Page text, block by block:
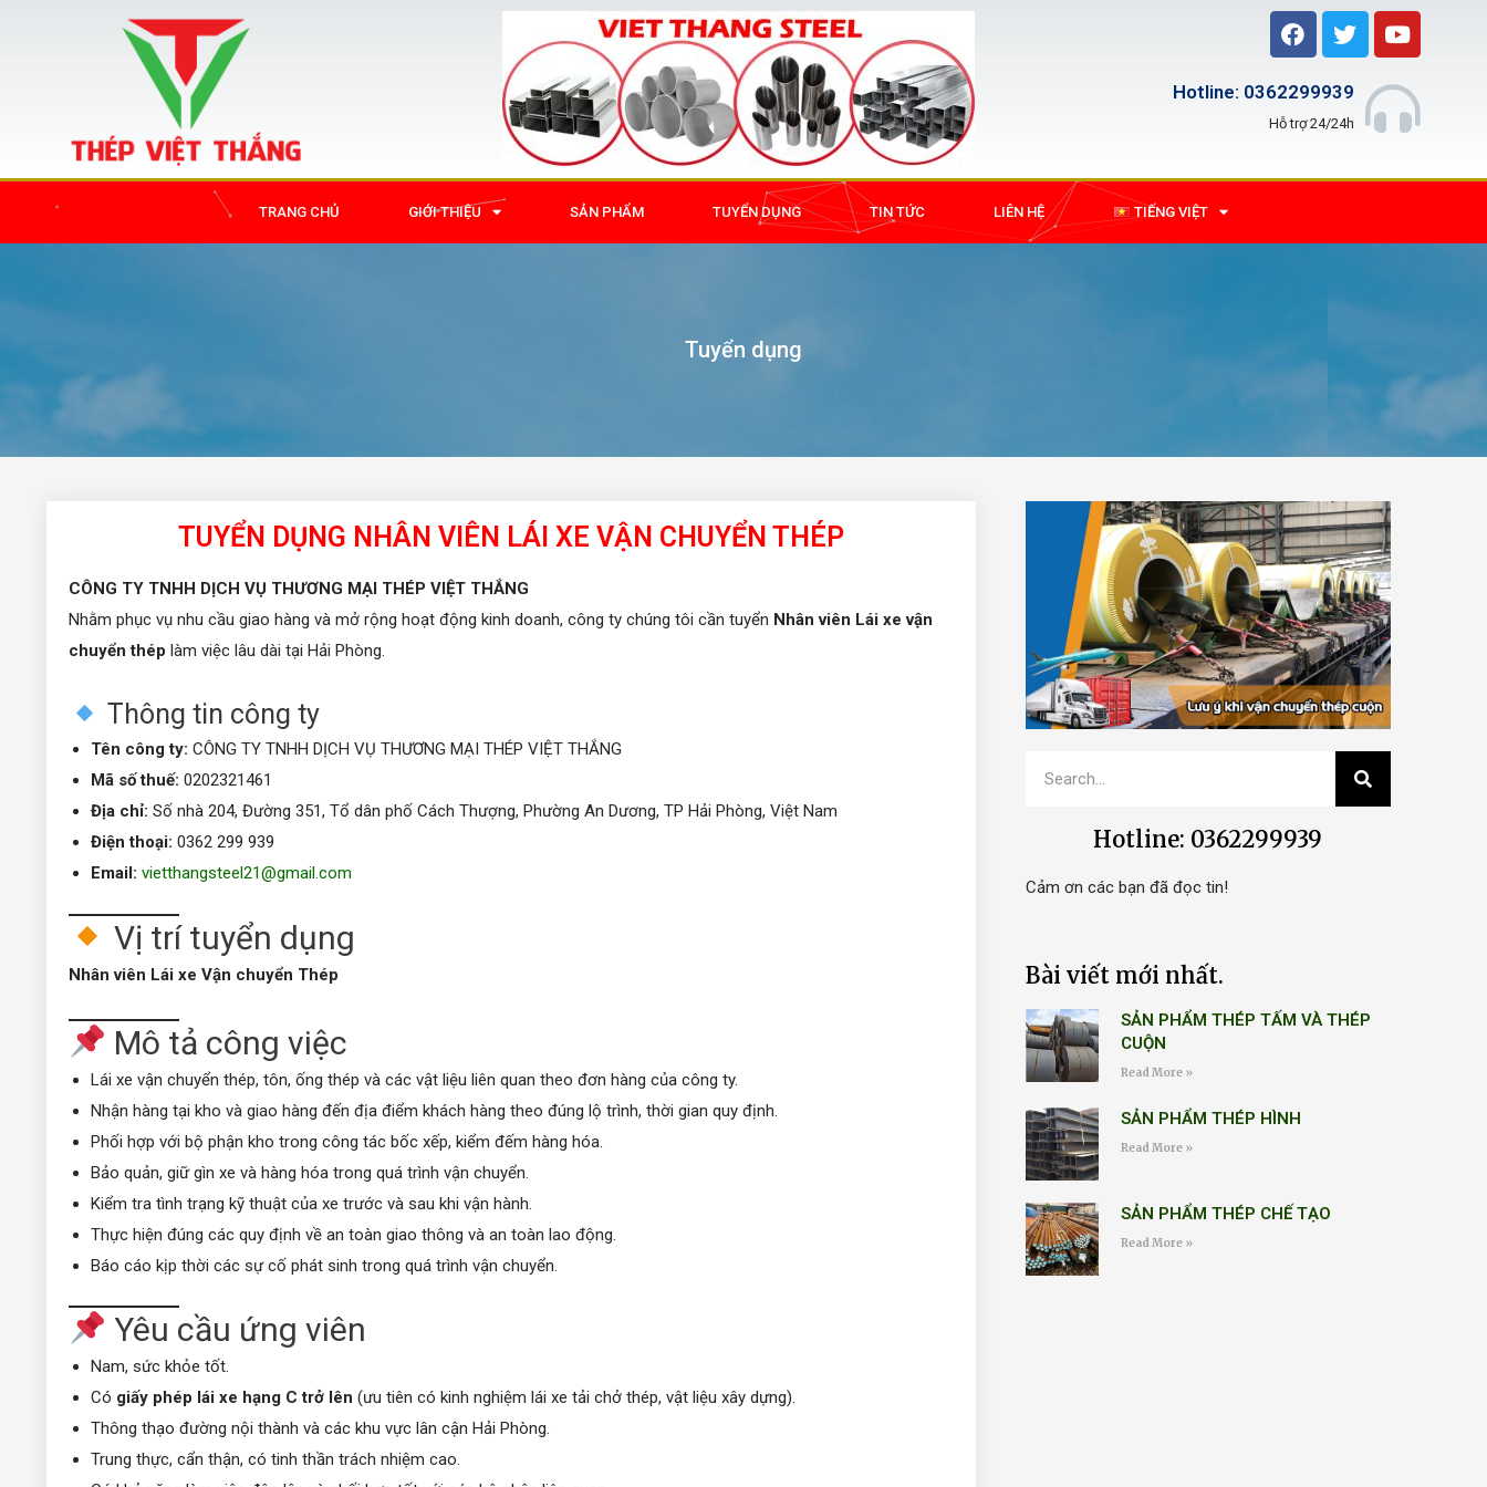
Hotline: 0362299939
Hỗ trợ 24/24h
TRANG CHỦ GIỚI THIỆU SẢN PHẨM TUYỂN DỤNG TIN TỨC LIÊN HỆ TIẾNG VIỆT
Tuyển dụng
TUYỂN DỤNG NHÂN VIÊN LÁI XE VẬN CHUYỂN THÉP
CÔNG TY TNHH DỊCH VỤ THƯƠNG MẠI THÉP VIỆT THẮNG
Nhằm phục vụ nhu cầu giao hàng và mở rộng hoạt động kinh doanh, công ty chúng tôi cần tuyển Nhân viên Lái xe vận
chuyển thép làm việc lâu dài tại Hải Phòng.
Thông tin công ty
Tên công ty: CÔNG TY TNHH DỊCH VỤ THƯƠNG MẠI THÉP VIỆT THẮNG
Mã số thuế: 0202321461
Địa chỉ: Số nhà 204, Đường 351, Tổ dân phố Cách Thượng, Phường An Dương, TP Hải Phòng, Việt Nam
Điện thoại: 0362 299 939
Email: vietthangsteel21@gmail.com
Vị trí tuyển dụng
Nhân viên Lái xe Vận chuyển Thép
Mô tả công việc
Lái xe vận chuyển thép, tôn, ống thép và các vật liệu liên quan theo đơn hàng của công ty.
Nhận hàng tại kho và giao hàng đến địa điểm khách hàng theo đúng lộ trình, thời gian quy định.
Phối hợp với bộ phận kho trong công tác bốc xếp, kiểm đếm hàng hóa.
Bảo quản, giữ gìn xe và hàng hóa trong quá trình vận chuyển.
Kiểm tra tình trạng kỹ thuật của xe trước và sau khi vận hành.
Thực hiện đúng các quy định về an toàn giao thông và an toàn lao động.
Báo cáo kịp thời các sự cố phát sinh trong quá trình vận chuyển.
Yêu cầu ứng viên
Nam, sức khỏe tốt.
Có giấy phép lái xe hạng C trở lên (ưu tiên có kinh nghiệm lái xe tải chở thép, vật liệu xây dựng).
Thông thạo đường nội thành và các khu vực lân cận Hải Phòng.
Trung thực, cẩn thận, có tinh thần trách nhiệm cao.
Hotline: 0362299939
Cảm ơn các bạn đã đọc tin!
Bài viết mới nhất.
SẢN PHẨM THÉP TẤM VÀ THÉP
CUỘN
Read More »
SẢN PHẨM THÉP HÌNH
Read More »
SẢN PHẨM THÉP CHẾ TẠO
Read More »